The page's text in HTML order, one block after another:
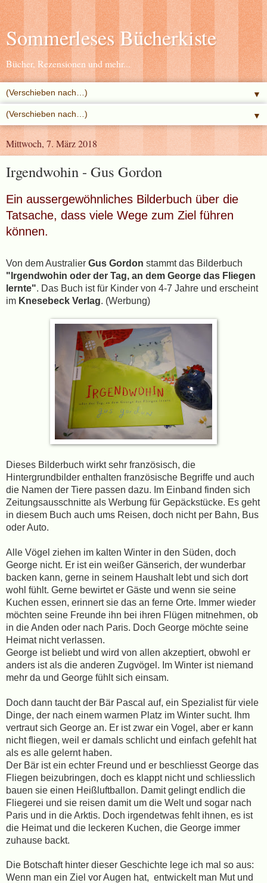
Sommerleses Bücherkiste
Bücher, Rezensionen und mehr...
▼
▼
Mittwoch, 7. März 2018
Irgendwohin - Gus Gordon
Ein aussergewöhnliches Bilderbuch über die
Tatsache, dass viele Wege zum Ziel führen
können.
Von dem Australier Gus Gordon stammt das Bilderbuch
"Irgendwohin oder der Tag, an dem George das Fliegen
lernte". Das Buch ist für Kinder von 4-7 Jahre und erscheint
im Knesebeck Verlag. (Werbung)
Dieses Bilderbuch wirkt sehr französisch, die
Hintergrundbilder enthalten französische Begriffe und auch
die Namen der Tiere passen dazu. Im Einband finden sich
Zeitungsausschnitte als Werbung für Gepäckstücke. Es geht
in diesem Buch auch ums Reisen, doch nicht per Bahn, Bus
oder Auto.
Alle Vögel ziehen im kalten Winter in den Süden, doch
George nicht. Er ist ein weißer Gänserich, der wunderbar
backen kann, gerne in seinem Haushalt lebt und sich dort
wohl fühlt. Gerne bewirtet er Gäste und wenn sie seine
Kuchen essen, erinnert sie das an ferne Orte. Immer wieder
möchten seine Freunde ihn bei ihren Flügen mitnehmen, ob
in die Anden oder nach Paris. Doch George möchte seine
Heimat nicht verlassen.
George ist beliebt und wird von allen akzeptiert, obwohl er
anders ist als die anderen Zugvögel. Im Winter ist niemand
mehr da und George fühlt sich einsam.
Doch dann taucht der Bär Pascal auf, ein Spezialist für viele
Dinge, der nach einem warmen Platz im Winter sucht. Ihm
vertraut sich George an. Er ist zwar ein Vogel, aber er kann
nicht fliegen, weil er damals schlicht und einfach gefehlt hat
als es alle gelernt haben.
Der Bär ist ein echter Freund und er beschliesst George das
Fliegen beizubringen, doch es klappt nicht und schliesslich
bauen sie einen Heißluftballon. Damit gelingt endlich die
Fliegerei und sie reisen damit um die Welt und sogar nach
Paris und in die Arktis. Doch irgendetwas fehlt ihnen, es ist
die Heimat und die leckeren Kuchen, die George immer
zuhause backt.
Die Botschaft hinter dieser Geschichte lege ich mal so aus:
Wenn man ein Ziel vor Augen hat, entwickelt man Mut und